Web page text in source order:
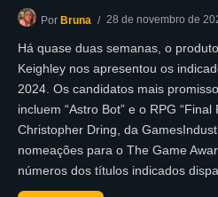
Por Bruna 28 de novembro de
Há quase duas semanas, o
Keighley nos apresentou os
2024. Os candidatos mais
incluem “Astro Bot” e o RPG
Christopher Dring, da
nomeações para o The Game
números dos títulos indicados